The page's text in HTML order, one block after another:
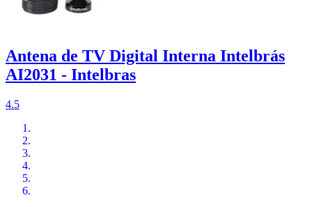
Antena de TV Digital Interna Intelbrás
AI2031 - Intelbras
4.5